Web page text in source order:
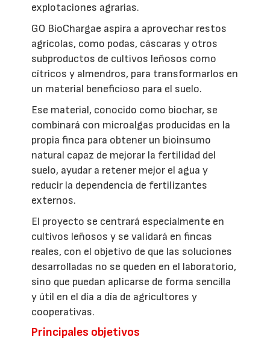
explotaciones agrarias.
GO BioChargae aspira a aprovechar restos
agrícolas, como podas, cáscaras y otros
subproductos de cultivos leñosos como
cítricos y almendros, para transformarlos en
un material beneficioso para el suelo.
Ese material, conocido como biochar, se
combinará con microalgas producidas en la
propia finca para obtener un bioinsumo
natural capaz de mejorar la fertilidad del
suelo, ayudar a retener mejor el agua y
reducir la dependencia de fertilizantes
externos.
El proyecto se centrará especialmente en
cultivos leñosos y se validará en fincas
reales, con el objetivo de que las soluciones
desarrolladas no se queden en el laboratorio,
sino que puedan aplicarse de forma sencilla
y útil en el día a día de agricultores y
cooperativas.
Principales objetivos